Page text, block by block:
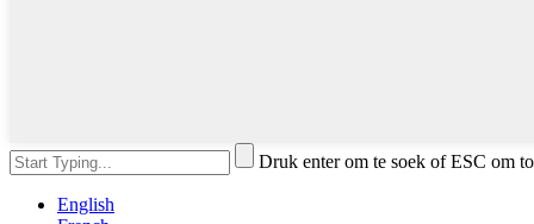
Druk enter om te soek of ESC om
English